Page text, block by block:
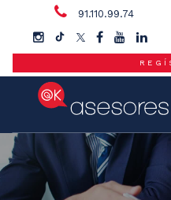
91.110.99.74